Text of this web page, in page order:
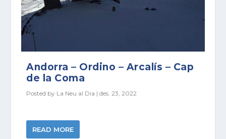
Andorra – Ordino – Arcalís – Cap
de la Coma
Posted by La Neu al Dia |des. 23, 2022
READ MORE